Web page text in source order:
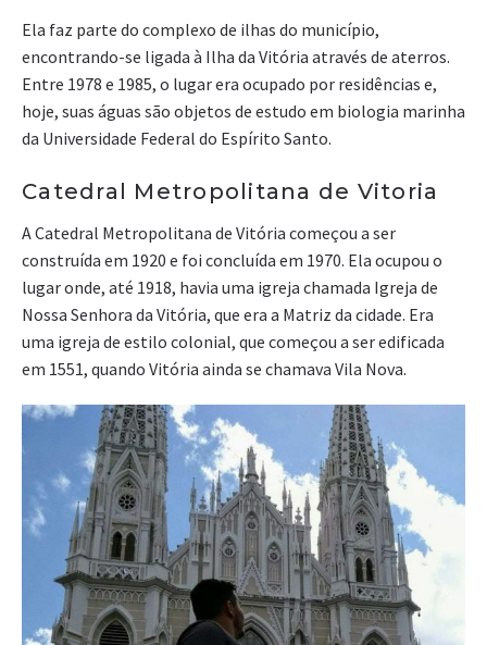
Ela faz parte do complexo de ilhas do município,
encontrando-se ligada à Ilha da Vitória através de aterros.
Entre 1978 e 1985, o lugar era ocupado por residências e,
hoje, suas águas são objetos de estudo em biologia marinha
da Universidade Federal do Espírito Santo.
Catedral Metropolitana de Vitoria
A Catedral Metropolitana de Vitória começou a ser
construída em 1920 e foi concluída em 1970. Ela ocupou o
lugar onde, até 1918, havia uma igreja chamada Igreja de
Nossa Senhora da Vitória, que era a Matriz da cidade. Era
uma igreja de estilo colonial, que começou a ser edificada
em 1551, quando Vitória ainda se chamava Vila Nova.